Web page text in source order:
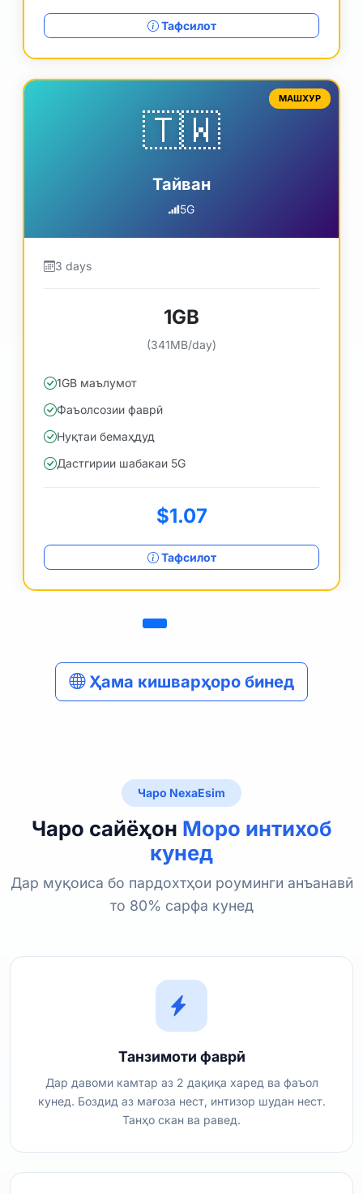
Тафсилот
МАШХУР
🇹🇼
Тайван
5G
3 days
1GB
(341MB/day)
1GB маълумот
Фаъолсозии фаврӣ
Нуқтаи бемаҳдуд
Дастгирии шабакаи 5G
$1.07
Тафсилот
Ҳама кишварҳоро бинед
Чаро NexaEsim
Чаро сайёҳон Моро интихоб
кунед
Дар муқоиса бо пардохтҳои роуминги анъанавӣ
то 80% сарфа кунед
Танзимоти фаврӣ
Дар давоми камтар аз 2 дақиқа харед ва фаъол
кунед. Боздид аз мағоза нест, интизор шудан нест.
Танҳо скан ва равед.